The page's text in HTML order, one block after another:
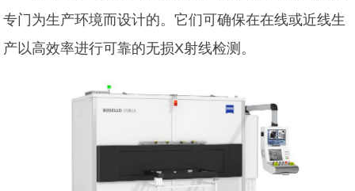
专门为生产环境而设计的。它们可确保在在线或近线生
产以高效率进行可靠的无损X射线检测。